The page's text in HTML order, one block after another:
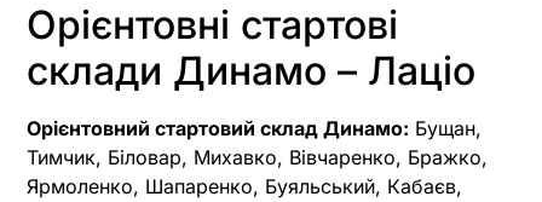
Орієнтовні стартові
склади Динамо – Лаціо
Орієнтовний стартовий склад Динамо: Бущан,
Тимчик, Біловар, Михавко, Вівчаренко, Бражко,
Ярмоленко, Шапаренко, Буяльський, Кабаєв,